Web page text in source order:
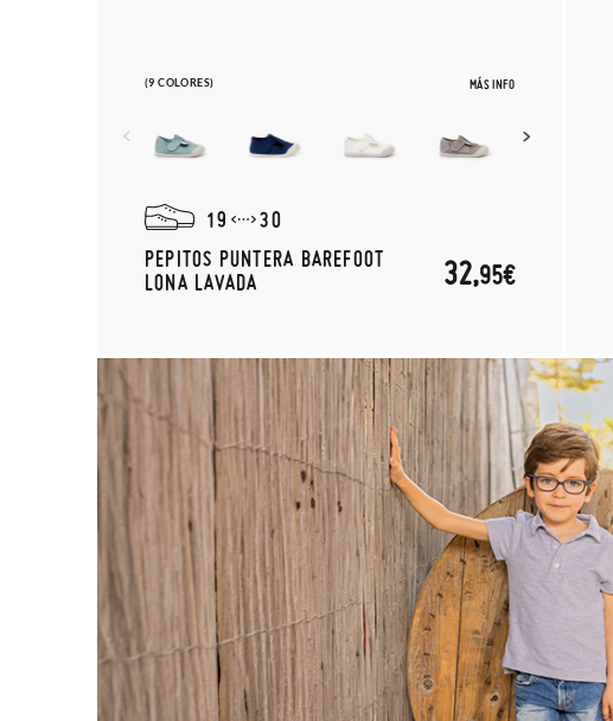
(9 COLORES) MÁS INFO
19
30
PEPITOS PUNTERA BAREFOOT
LONA LAVADA
32,95€